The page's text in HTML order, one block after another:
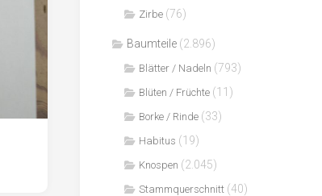
Zirbe (76)
Baumteile (2.896)
Blätter / Nadeln (793)
Blüten / Früchte (11)
Borke / Rinde (33)
Habitus (19)
Knospen (2.045)
Stammquerschnitt (40)